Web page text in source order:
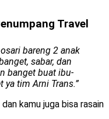
Travel
bareng 2 anak
sabar, dan
banget buat ibu-
ya tim Arni Trans.”
kamu juga bisa rasain